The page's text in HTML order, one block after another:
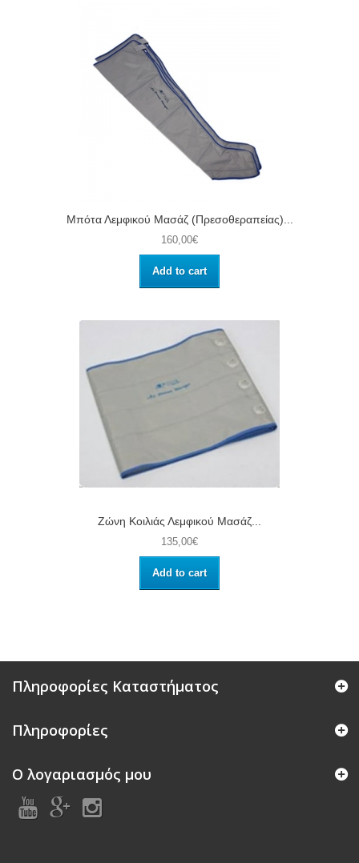
Μπότα Λεμφικού Μασάζ (Πρεσοθεραπείας)...
160,00€
Add to cart
Ζώνη Κοιλιάς Λεμφικού Μασάζ...
135,00€
Add to cart
Πληροφορίες Καταστήματος
Πληροφορίες
Ο λογαριασμός μου